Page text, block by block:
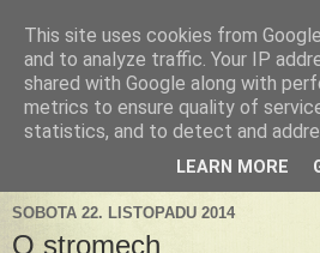
Tillandsia za
Tillandsie a další zelená havěť
k našim velkým radostem, nebo také
SOBOTA 22. LISTOPADU 2014
O stromech
This site uses cookies from
and to analyze traffic. Your IP
shared with Google along with
metrics to ensure quality of
statistics, and to detect and
LEARN MORE